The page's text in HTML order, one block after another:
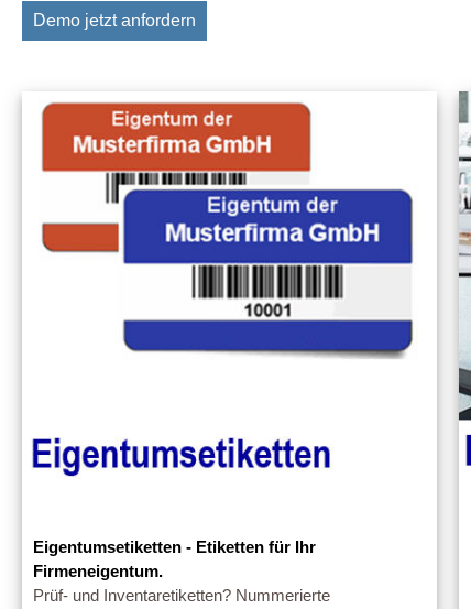
Demo jetzt anfordern
Eigentumsetiketten - Etiketten für Ihr
Firmeneigentum.
Prüf- und Inventaretiketten? Nummerierte